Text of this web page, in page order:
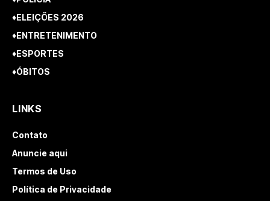
♦ELEIÇÕES 2026
♦ENTRETENIMENTO
♦ESPORTES
♦ÓBITOS
LINKS
Contato
Anuncie aqui
Termos de Uso
Política de Privacidade